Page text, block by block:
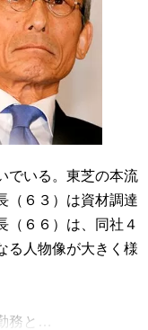
でいる。東芝の本流
（６３）は資材調達
（６６）は、同社４
る人物像が大きく様
務と…